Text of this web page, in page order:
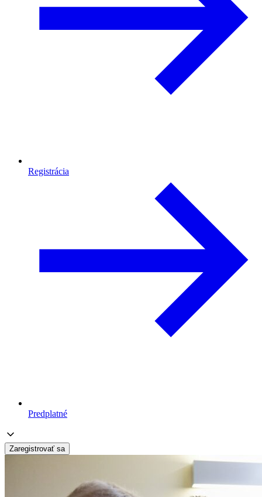
Registrácia
Predplatné
Zaregistrovať sa